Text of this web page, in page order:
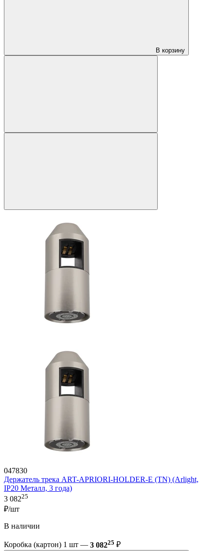
В корзину
047830
Держатель трека ART-APRIORI-HOLDER-E (TN) (Arlight,
IP20 Металл, 3 года)
3 08225
₽/шт
В наличии
Коробка (картон) 1 шт — 3 08225 ₽